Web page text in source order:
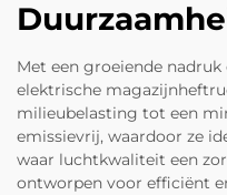
Met een groeiende
elektrische
milieubelasting tot een
emissievrij, waardoor ze
waar luchtkwaliteit een
ontworpen voor efficiënt